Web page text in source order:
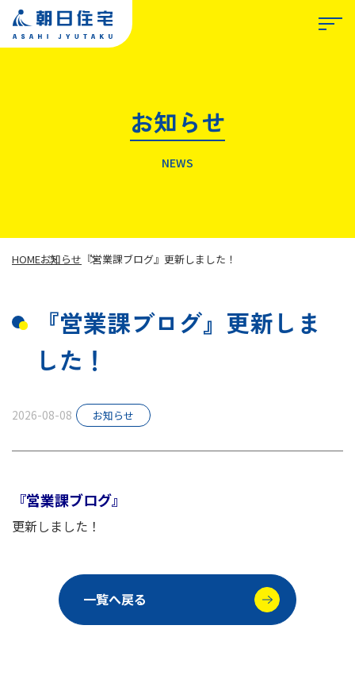
私たちが選ばれる理由
事業紹介
お知らせ
NEWS
HOMEお知らせ 『営業課ブログ』更新しました！
『営業課ブログ』更新しま
した！
2026-08-08 お知らせ
『営業課ブログ』
更新しました！
一覧へ戻る